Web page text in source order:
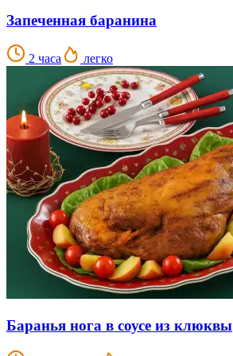
Запеченная баранина
2 часа легко
Баранья нога в соусе из клюквы